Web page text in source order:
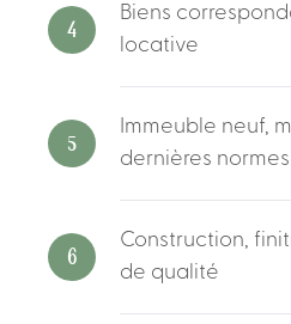
4
Biens
locative
5
Immeuble neuf,
dernières normes
6
Construction,
de qualité